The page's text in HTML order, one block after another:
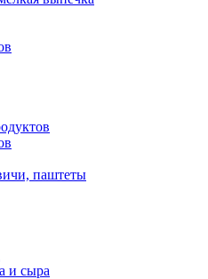
паштеты
и сыра